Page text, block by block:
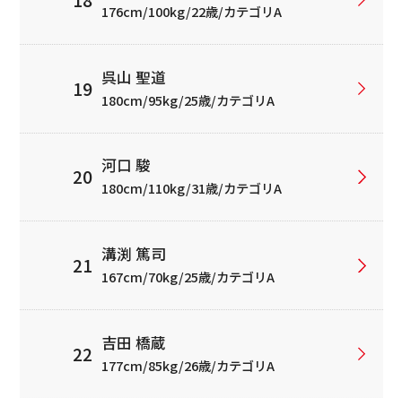
176cm/100kg/22歳/カテゴリA
呉山 聖道
180cm/95kg/25歳/カテゴリA
河口 駿
180cm/110kg/31歳/カテゴリA
溝渕 篤司
167cm/70kg/25歳/カテゴリA
吉田 橋蔵
177cm/85kg/26歳/カテゴリA